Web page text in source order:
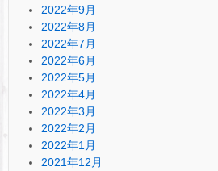
2022年9月
2022年8月
2022年7月
2022年6月
2022年5月
2022年4月
2022年3月
2022年2月
2022年1月
2021年12月